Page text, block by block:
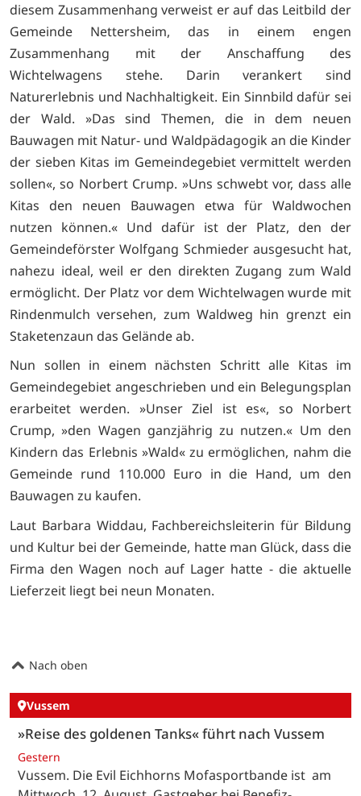
diesem Zusammenhang verweist er auf das Leitbild der
Gemeinde Nettersheim, das in einem engen
Zusammenhang mit der Anschaffung des
Wichtelwagens stehe. Darin verankert sind
Naturerlebnis und Nachhaltigkeit. Ein Sinnbild dafür sei
der Wald. »Das sind Themen, die in dem neuen
Bauwagen mit Natur- und Waldpädagogik an die Kinder
der sieben Kitas im Gemeindegebiet vermittelt werden
sollen«, so Norbert Crump. »Uns schwebt vor, dass alle
Kitas den neuen Bauwagen etwa für Waldwochen
nutzen können.« Und dafür ist der Platz, den der
Gemeindeförster Wolfgang Schmieder ausgesucht hat,
nahezu ideal, weil er den direkten Zugang zum Wald
ermöglicht. Der Platz vor dem Wichtelwagen wurde mit
Rindenmulch versehen, zum Waldweg hin grenzt ein
Staketenzaun das Gelände ab.
Nun sollen in einem nächsten Schritt alle Kitas im
Gemeindegebiet angeschrieben und ein Belegungsplan
erarbeitet werden. »Unser Ziel ist es«, so Norbert
Crump, »den Wagen ganzjährig zu nutzen.« Um den
Kindern das Erlebnis »Wald« zu ermöglichen, nahm die
Gemeinde rund 110.000 Euro in die Hand, um den
Bauwagen zu kaufen.
Laut Barbara Widdau, Fachbereichsleiterin für Bildung
und Kultur bei der Gemeinde, hatte man Glück, dass die
Firma den Wagen noch auf Lager hatte - die aktuelle
Lieferzeit liegt bei neun Monaten.
Nach oben
Vussem
»Reise des goldenen Tanks« führt nach Vussem
Gestern
Vussem. Die Evil Eichhorns Mofasportbande ist am